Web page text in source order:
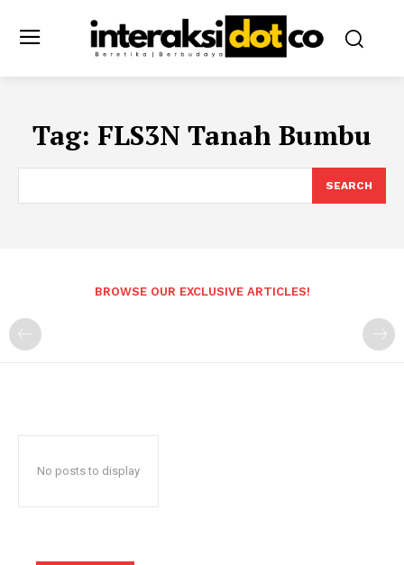
Tag: FLS3N Tanah Bumbu
SEARCH
BROWSE OUR EXCLUSIVE ARTICLES!
No posts to display